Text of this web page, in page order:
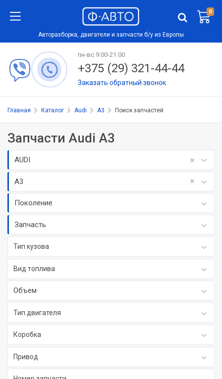
0
Авторазборка, двигатели и запчасти б/у из Европы
пн-вс 9:00-21:00
+375 (29) 321-44-44
Заказать обратный звонок
Главная Каталог Audi A3 Поиск запчастей
Запчасти Audi A3
AUDI
A3
Поколение
Запчасть
Тип кузова
Вид топлива
Объем
Тип двигателя
Коробка
Привод